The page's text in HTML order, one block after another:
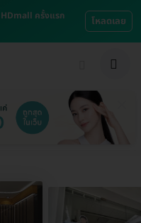
ครั้งแรก
โหลดเลย